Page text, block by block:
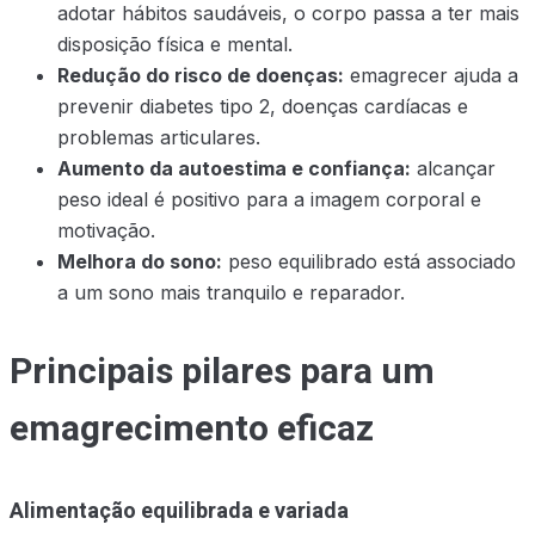
adotar hábitos saudáveis, o corpo passa a ter mais
disposição física e mental.
Redução do risco de doenças: emagrecer ajuda a
prevenir diabetes tipo 2, doenças cardíacas e
problemas articulares.
Aumento da autoestima e confiança: alcançar
peso ideal é positivo para a imagem corporal e
motivação.
Melhora do sono: peso equilibrado está associado
a um sono mais tranquilo e reparador.
Principais pilares para um
emagrecimento eficaz
Alimentação equilibrada e variada